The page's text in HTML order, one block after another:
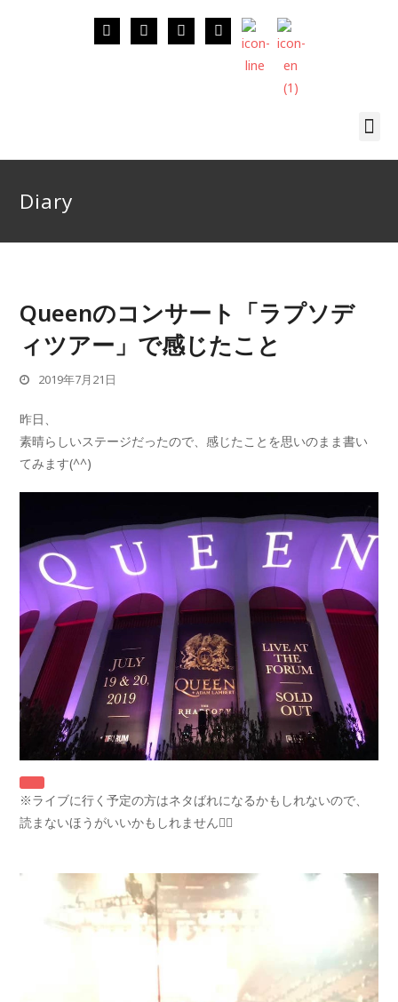
Diary
Queenのコンサート「ラプソデ
ィツアー」で感じたこと
2019年7月21日
昨日、
素晴らしいステージだったので、感じたことを思いのまま書い
てみます(^^)
※ライブに行く予定の方はネタばれになるかもしれないので、
読まないほうがいいかもしれません🙇‍♀️